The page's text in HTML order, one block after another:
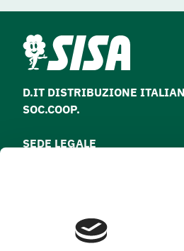
D.IT DISTRIBUZIONE
SOC.COOP.
SEDE LEGALE